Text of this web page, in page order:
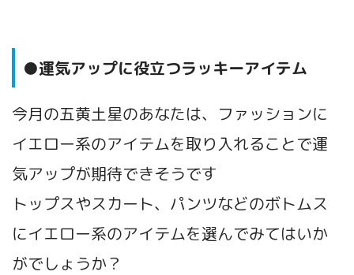
●運気アップに役立つラッキーアイテム
今月の五黄土星のあなたは、ファッションに
イエロー系のアイテムを取り入れることで運
気アップが期待できそうです
トップスやスカート、パンツなどのボトムス
にイエロー系のアイテムを選んでみてはいか
がでしょうか？